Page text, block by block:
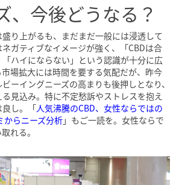
、今後どうなる？
り上がるも、まだまだ一般には浸透して
ガティブなイメージが強く、「CBDは合
ハイにならない」という認識が十分に広
場拡大には時間を要する気配だが、昨今
ーイングニーズの高まりも後押しとなり、
見込み。特に不定愁訴やストレスを抱え
し。「人気沸騰のCBD、女性ならではの
からニーズ分析」もご一読を。女性ならで
れる。